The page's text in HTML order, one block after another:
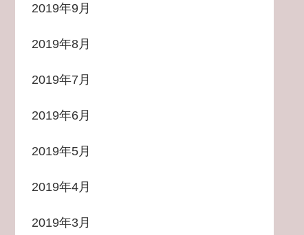
2019年9月
2019年8月
2019年7月
2019年6月
2019年5月
2019年4月
2019年3月